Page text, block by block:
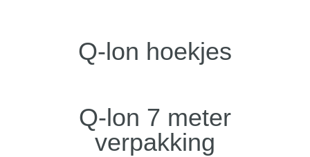
Q-lon hoekjes
Q-lon 7 meter
verpakking